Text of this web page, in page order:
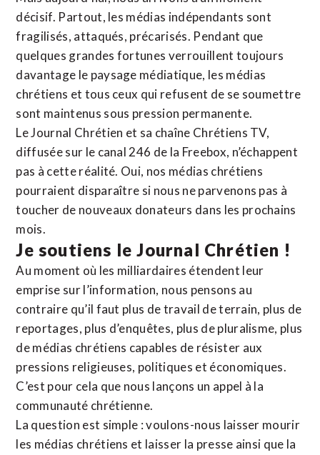
décisif. Partout, les médias indépendants sont
fragilisés, attaqués, précarisés. Pendant que
quelques grandes fortunes verrouillent toujours
davantage le paysage médiatique, les médias
chrétiens et tous ceux qui refusent de se soumettre
sont maintenus sous pression permanente.
Le Journal Chrétien et sa chaîne Chrétiens TV,
diffusée sur le canal 246 de la Freebox, n’échappent
pas à cette réalité. Oui, nos médias chrétiens
pourraient disparaître si nous ne parvenons pas à
toucher de nouveaux donateurs dans les prochains
mois.
Je soutiens le Journal Chrétien !
Au moment où les milliardaires étendent leur
emprise sur l’information, nous pensons au
contraire qu’il faut plus de travail de terrain, plus de
reportages, plus d’enquêtes, plus de pluralisme, plus
de médias chrétiens capables de résister aux
pressions religieuses, politiques et économiques.
C’est pour cela que nous lançons un appel à la
communauté chrétienne.
La question est simple : voulons-nous laisser mourir
les médias chrétiens et laisser la presse ainsi que la